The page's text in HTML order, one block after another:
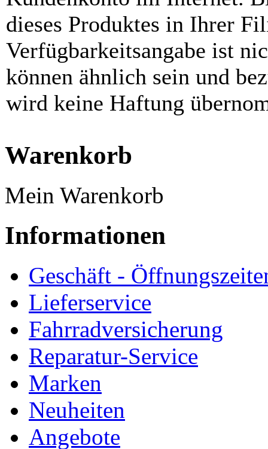
dieses Produktes in Ihrer
Verfügbarkeitsangabe ist
können ähnlich sein und
wird keine Haftung
Warenkorb
Mein Warenkorb
Informationen
Geschäft -
Lieferservice
Fahrradversicherung
Reparatur-Service
Marken
Neuheiten
Angebote